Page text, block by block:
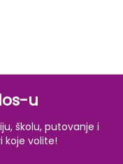
u
školu, putovanje i
koje volite!